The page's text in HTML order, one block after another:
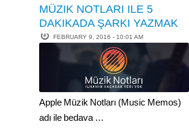
MÜZIK NOTLARI ILE 5
DAKIKADA ŞARKI YAZMAK
FEBRUARY 9, 2016 - 10:01 AM
Apple Müzik Notları (Music Memos)
adı ile bedava …